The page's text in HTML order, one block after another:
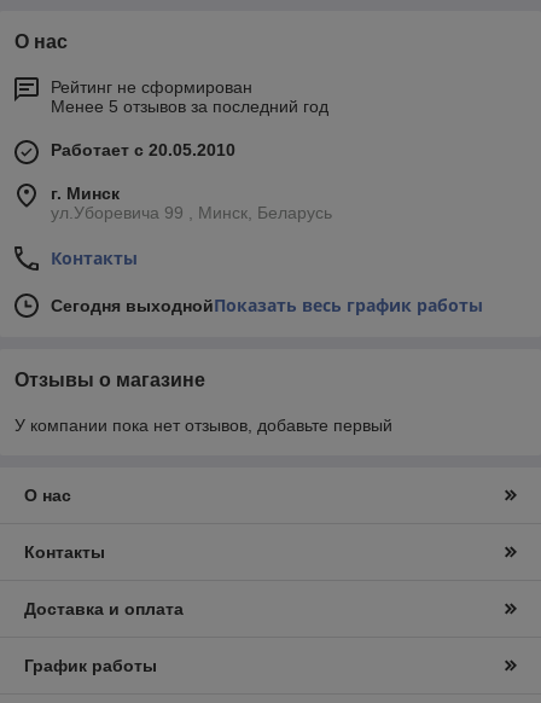
О нас
Рейтинг не сформирован
Менее 5 отзывов за последний год
Работает с 20.05.2010
г. Минск
ул.Уборевича 99 , Минск, Беларусь
Контакты
Сегодня выходнойПоказать весь график работы
Отзывы о магазине
У компании пока нет отзывов, добавьте первый
О нас
Контакты
Доставка и оплата
График работы